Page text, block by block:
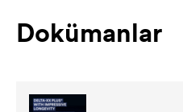
Dokümanlar